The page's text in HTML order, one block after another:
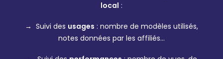
local :
→ Suivi des usages : nombre de modèles utilisés,
notes données par les affiliés…